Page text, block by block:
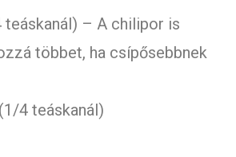
teáskanál) – A chilipor is
többet, ha csípősebbnek
4 teáskanál)